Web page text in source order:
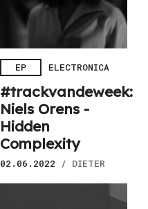
EP ELECTRONICA
#trackvandeweek:
Niels Orens -
Hidden
Complexity
02.06.2022 / DIETER